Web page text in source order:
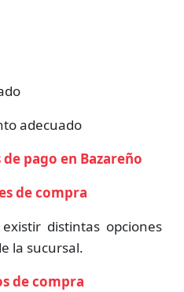
adecuado
pago en Bazareño
de compra
distintas opciones
la sucursal.
de compra